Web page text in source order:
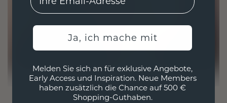
Ja, ich mache mit
Melden Sie sich an für exklusive Angebote,
Early Access und Inspiration. Neue Members
haben zusätzlich die Chance auf 500 €
Shopping-Guthaben.